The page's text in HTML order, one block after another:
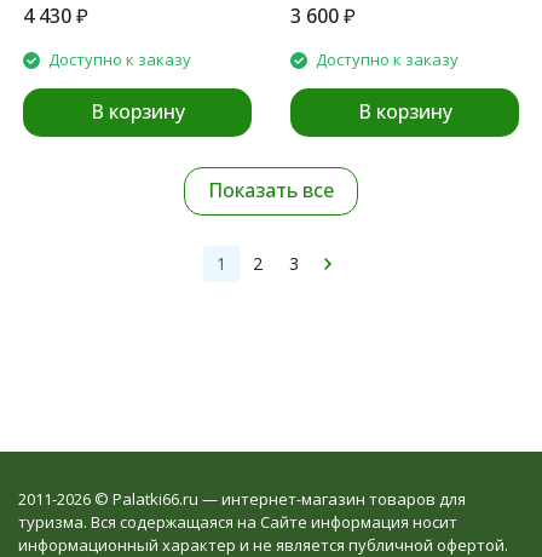
4 430₽
Доступно к заказу
В корзину
3 600₽
Доступно к заказу
В корзину
Показать все
1 2 3
2011-2026 © Palatki66.ru — интернет-магазин товаров для
туризма. Вся содержащаяся на Сайте информация носит
информационный характер и не является публичной офертой.